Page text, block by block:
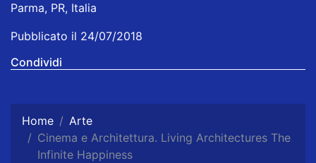
Parma, PR, Italia
Pubblicato il 24/07/2018
Condividi
Home
Arte
Cinema e Architettura. Living Architectures The
Infinite Happiness